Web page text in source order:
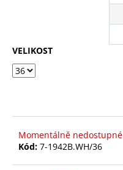
VELIKOST
Momentálně nedostupné
Kód: 7-1942B.WH/36